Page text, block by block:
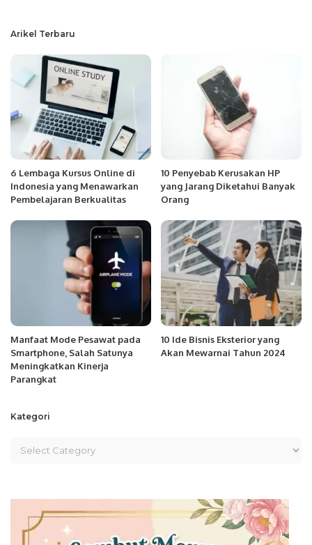
Arikel Terbaru
6 Lembaga Kursus Online di
Indonesia yang Menawarkan
Pembelajaran Berkualitas
10 Penyebab Kerusakan HP
yang Jarang Diketahui Banyak
Orang
Manfaat Mode Pesawat pada
Smartphone, Salah Satunya
Meningkatkan Kinerja
Parangkat
10 Ide Bisnis Eksterior yang
Akan Mewarnai Tahun 2024
Kategori